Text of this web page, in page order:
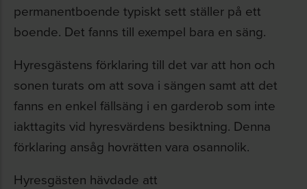
permanentboende typiskt sett ställer på ett
boende. Det fanns till exempel bara en säng.
Hyresgästens förklaring till det var att hon och
sonen turats om att sova i sängen samt att det
fanns en enkel fällsäng i en garderob som inte
iakttagits vid hyresvärdens besiktning. Denna
förklaring ansåg hovrätten vara osannolik.
Hyresgästen hävdade att